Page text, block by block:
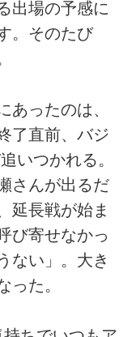
出場の予感に
。そのたび
ったのは、
了直前、バジ
いつかれる。
さんが出るだ
延長戦が始ま
び寄せなかっ
ない」。大き
った。